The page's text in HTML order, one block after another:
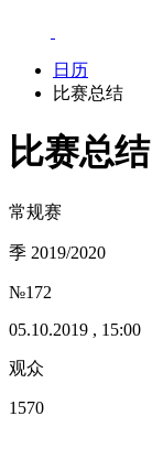
日历
比赛总结
比赛总结
常规赛
季 2019/2020
№172
05.10.2019 , 15:00
观众
1570